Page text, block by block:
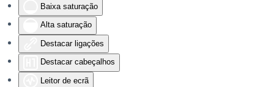
Baixa saturação
Alta saturação
Destacar ligações
Destacar cabeçalhos
Leitor de ecrã